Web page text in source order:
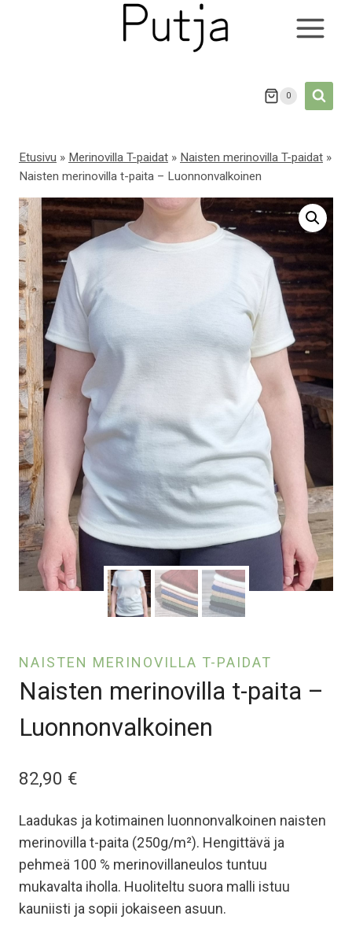
0
Etusivu » Merinovilla T-paidat » Naisten merinovilla T-paidat »
Naisten merinovilla t-paita – Luonnonvalkoinen
NAISTEN MERINOVILLA T-PAIDAT
Naisten merinovilla t-paita –
Luonnonvalkoinen
82,90 €
Laadukas ja kotimainen luonnonvalkoinen naisten
merinovilla t-paita (250g/m²). Hengittävä ja
pehmeä 100 % merinovillaneulos tuntuu
mukavalta iholla. Huoliteltu suora malli istuu
kauniisti ja sopii jokaiseen asuun.